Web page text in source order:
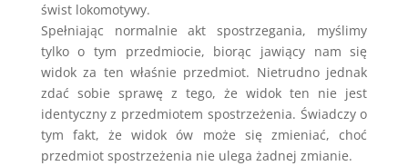
świst lokomotywy.
Spełniając normalnie akt spostrzegania, myślimy
tylko o tym przedmiocie, biorąc jawiący nam się
widok za ten właśnie przedmiot. Nietrudno jednak
zdać sobie sprawę z tego, że widok ten nie jest
identyczny z przedmiotem spostrzeżenia. Świadczy o
tym fakt, że widok ów może się zmieniać, choć
przedmiot spostrzeżenia nie ulega żadnej zmianie.